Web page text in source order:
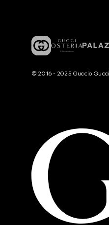
© 2016 - 2025 Guccio